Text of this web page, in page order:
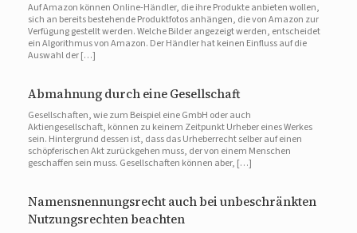
Auf Amazon können Online-Händler, die ihre Produkte anbieten wollen,
sich an bereits bestehende Produktfotos anhängen, die von Amazon zur
Verfügung gestellt werden. Welche Bilder angezeigt werden, entscheidet
ein Algorithmus von Amazon. Der Händler hat keinen Einfluss auf die
Auswahl der […]
Abmahnung durch eine Gesellschaft
Gesellschaften, wie zum Beispiel eine GmbH oder auch
Aktiengesellschaft, können zu keinem Zeitpunkt Urheber eines Werkes
sein. Hintergrund dessen ist, dass das Urheberrecht selber auf einen
schöpferischen Akt zurückgehen muss, der von einem Menschen
geschaffen sein muss. Gesellschaften können aber, […]
Namensnennungsrecht auch bei unbeschränkten
Nutzungsrechten beachten